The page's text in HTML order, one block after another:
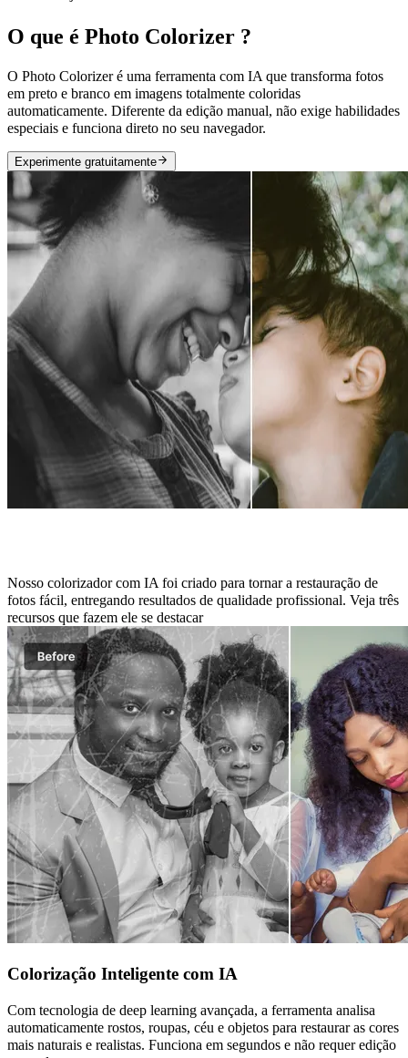
O que é Photo Colorizer ?
O Photo Colorizer é uma ferramenta com IA que transforma fotos
em preto e branco em imagens totalmente coloridas
automaticamente. Diferente da edição manual, não exige habilidades
especiais e funciona direto no seu navegador.
Experimente gratuitamente
Nosso colorizador com IA foi criado para tornar a restauração de
fotos fácil, entregando resultados de qualidade profissional. Veja três
recursos que fazem ele se destacar
Colorização Inteligente com IA
Com tecnologia de deep learning avançada, a ferramenta analisa
automaticamente rostos, roupas, céu e objetos para restaurar as cores
mais naturais e realistas. Funciona em segundos e não requer edição